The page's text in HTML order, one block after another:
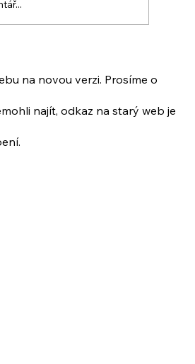
lekcena novou verzi. Prosíme o
najít, odkaz na starý web je